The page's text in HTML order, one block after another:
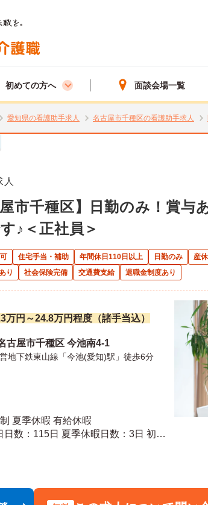
初めての方へ 面談会場一覧
愛知県の看護助手求人 名古屋市千種区の看護助手求人
人
屋市千種区】日勤のみ！賞与
♪＜正社員＞
住宅手当・補助 年間休日110日以上 日勤のみ
産
り 社会保険完備 交通費支給 退職金制度あり
万円～24.8万円程度（諸手当込）
古屋市千種区 今池南4-1
地下鉄東山線「今池(愛知)駅」徒歩6分
夏季休暇 有給休暇
日 夏季休暇日数：3日 初年